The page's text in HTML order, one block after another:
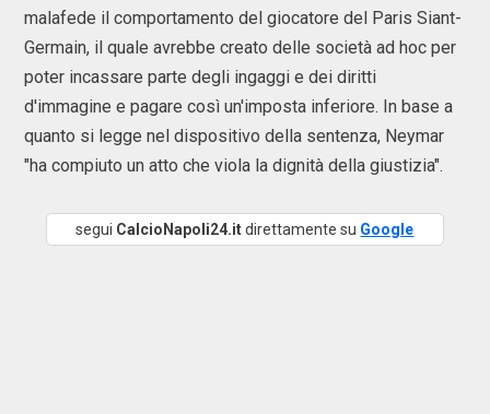
malafede il comportamento del giocatore del Paris Siant-
Germain, il quale avrebbe creato delle società ad hoc per
poter incassare parte degli ingaggi e dei diritti
d'immagine e pagare così un'imposta inferiore. In base a
quanto si legge nel dispositivo della sentenza, Neymar
"ha compiuto un atto che viola la dignità della giustizia".
segui CalcioNapoli24.itdirettamente su Google